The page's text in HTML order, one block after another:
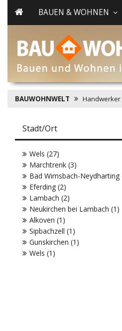
BAUEN & WOHNEN
BAUWOHNWELT Handwerker
Stadt/Ort
Wels (27)
Marchtrenk (3)
Bad Wimsbach-Neydharting
Eferding (2)
Lambach (2)
Neukirchen bei Lambach (1)
Alkoven (1)
Sipbachzell (1)
Gunskirchen (1)
Wels (1)